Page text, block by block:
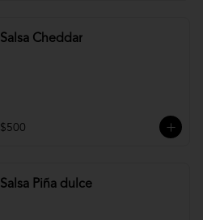
Salsa Cheddar
$500
Salsa Piña dulce